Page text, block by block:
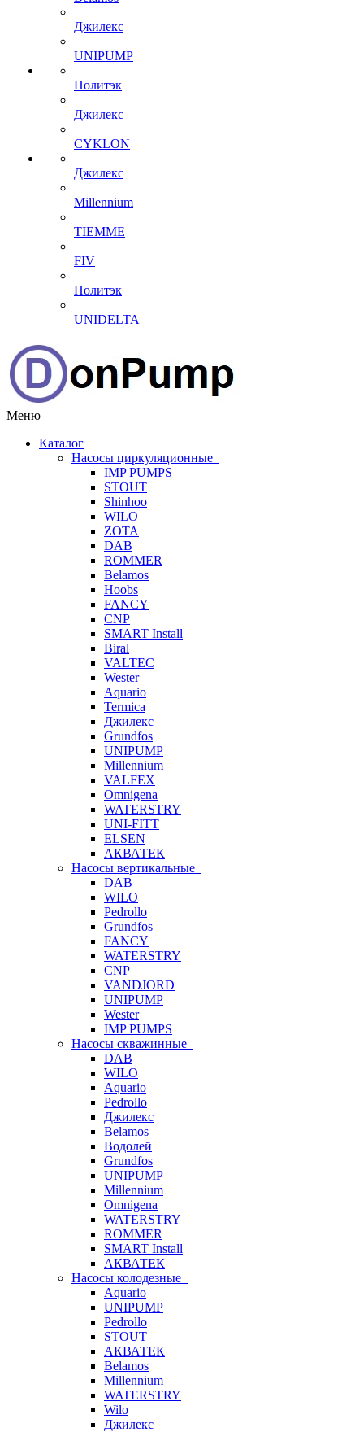
Джилекс
UNIPUMP
Политэк
Джилекс
CYKLON
Джилекс
Millennium
TIEMME
FIV
Политэк
UNIDELTA
Меню
Каталог
Насосы циркуляционные
IMP PUMPS
STOUT
Shinhoo
WILO
ZOTA
DAB
ROMMER
Belamos
Hoobs
FANCY
CNP
SMART Install
Biral
VALTEC
Wester
Aquario
Termica
Джилекс
Grundfos
UNIPUMP
Millennium
VALFEX
Omnigena
WATERSTRY
UNI-FITT
ELSEN
АКВАТЕК
Насосы вертикальные
DAB
WILO
Pedrollo
Grundfos
FANCY
WATERSTRY
CNP
VANDJORD
UNIPUMP
Wester
IMP PUMPS
Насосы скважинные
DAB
WILO
Aquario
Pedrollo
Джилекс
Belamos
Водолей
Grundfos
UNIPUMP
Millennium
Omnigena
WATERSTRY
ROMMER
SMART Install
АКВАТЕК
Насосы колодезные
Aquario
UNIPUMP
Pedrollo
STOUT
АКВАТЕК
Belamos
Millennium
WATERSTRY
Wilo
Джилекс